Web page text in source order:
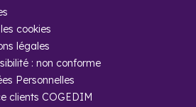
et 5 183 €/m²
. Si l'évolution des prix
Chambéry :
cookies
légales
: non conforme
Personnelles
clients COGEDIM